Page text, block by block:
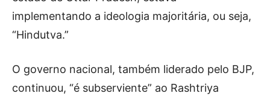
implementando a ideologia majoritária, ou seja,
“Hindutva.”
O governo nacional, também liderado pelo BJP,
continuou, “é subserviente” ao Rashtriya